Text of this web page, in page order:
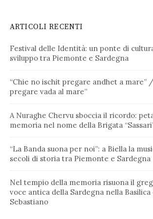
ARTICOLI RECENTI
Festival delle Identità: un ponte di
sviluppo tra Piemonte e Sardegna
“Chie no ischit pregare andhet a mare”
pregare vada al mare”
A Nuraghe Chervu sboccia il ricordo:
memoria nel nome della Brigata
“La Banda suona per noi”: a Biella la
secoli di storia tra Piemonte e Sardegna
Nel tempio della memoria risuona il
voce antica della Sardegna nella Basilica
Sebastiano